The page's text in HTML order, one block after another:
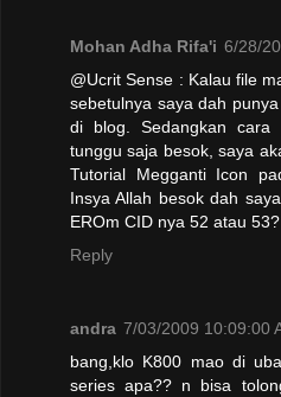
Mohan Adha Rifa'i 6/28/
@Ucrit Sense : Kalau file
sebetulnya saya dah
di blog. Sedangkan cara
tunggu saja besok, saya
Tutorial Megganti Icon
Insya Allah besok dah
EROm CID nya 52 atau 53?
Reply
andra 7/03/2009 10:09:00
bang,klo K800 mao di
series apa?? n bisa